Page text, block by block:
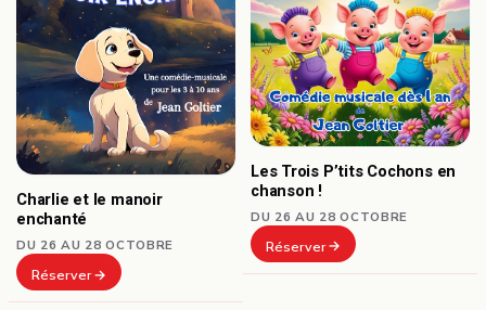
Charlie et le manoir
enchanté
DU 26 AU 28 OCTOBRE
Réserver
Les Trois P’tits Cochons en
chanson !
DU 26 AU 28 OCTOBRE
Réserver